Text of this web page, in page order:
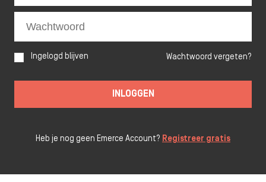
Ingelogd blijven Wachtwoord vergeten?
INLOGGEN
Heb je nog geen Emerce Account? Registreer gratis